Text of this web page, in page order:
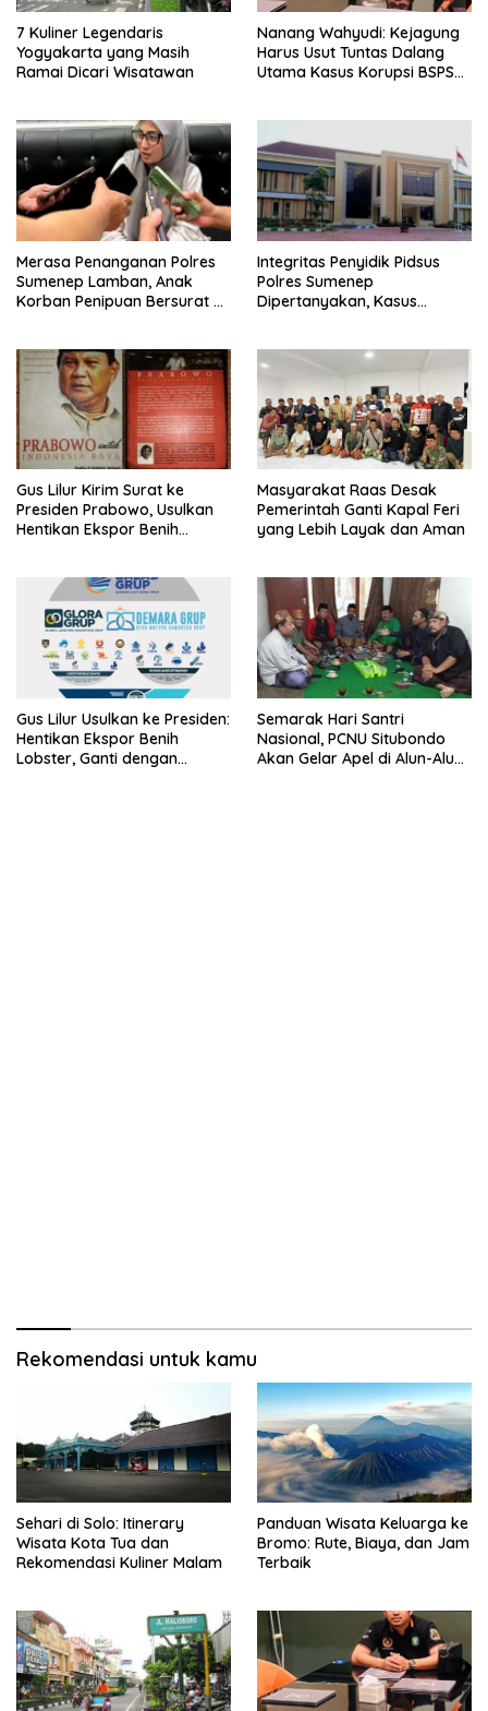
7 Kuliner Legendaris
Yogyakarta yang Masih
Ramai Dicari Wisatawan
Nanang Wahyudi: Kejagung
Harus Usut Tuntas Dalang
Utama Kasus Korupsi BSPS
Merasa Penanganan Polres
Sumenep Lamban, Anak
Korban Penipuan Bersurat ke
Integritas Penyidik Pidsus
Polres Sumenep
Dipertanyakan, Kasus
Kepastian
Gus Lilur Kirim Surat ke
Presiden Prabowo, Usulkan
Hentikan Ekspor Benih
Masyarakat Raas Desak
Pemerintah Ganti Kapal Feri
yang Lebih Layak dan Aman
Gus Lilur Usulkan ke Presiden:
Hentikan Ekspor Benih
Lobster, Ganti dengan
Semarak Hari Santri
Nasional, PCNU Situbondo
Akan Gelar Apel di Alun-Alun
Rekomendasi untuk kamu
Sehari di Solo: Itinerary
Wisata Kota Tua dan
Rekomendasi Kuliner Malam
Panduan Wisata Keluarga ke
Bromo: Rute, Biaya, dan Jam
Terbaik